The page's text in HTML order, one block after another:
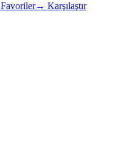
Favoriler→ Karşılaştır